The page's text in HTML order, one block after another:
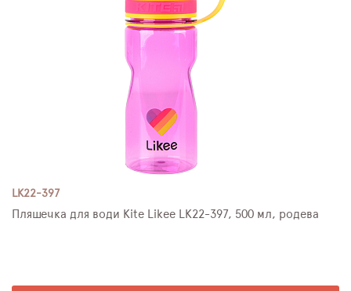
LK22-397
Пляшечка для води Kite Likee LK22-397, 500 мл, родева